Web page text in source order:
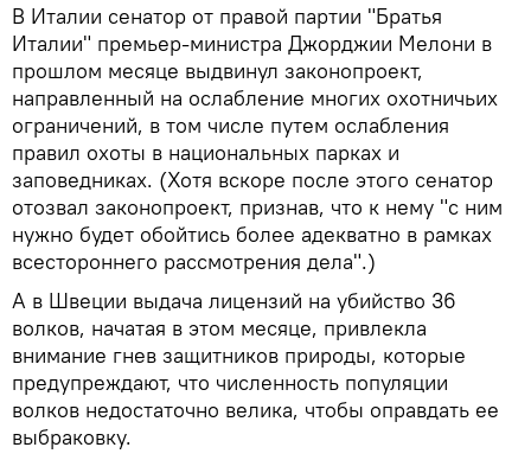
В Италии сенатор от правой партии "Братья
Италии" премьер-министра Джорджии Мелони в
прошлом месяце выдвинул законопроект,
направленный на ослабление многих охотничьих
ограничений, в том числе путем ослабления
правил охоты в национальных парках и
заповедниках. (Хотя вскоре после этого сенатор
отозвал законопроект, признав, что к нему "с ним
нужно будет обойтись более адекватно в рамках
всестороннего рассмотрения дела".)
А в Швеции выдача лицензий на убийство 36
волков, начатая в этом месяце, привлекла
внимание гнев защитников природы, которые
предупреждают, что численность популяции
волков недостаточно велика, чтобы оправдать ее
выбраковку.